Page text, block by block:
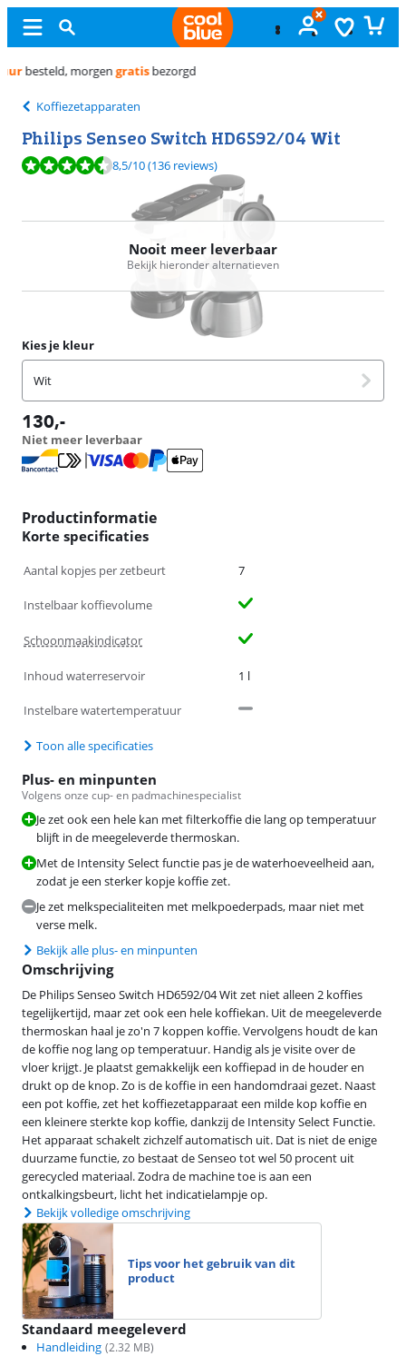
Gratis
Koffiezetapparaten
Philips Senseo Switch HD6592/04 Wit
Beoordeling is 8,5 van de 10, gebaseerd op 136 reviews.
8,5/10(136 reviews)
Nooit meer leverbaar
Bekijk hieronder alternatieven
Kies je kleur
Wit
130,-
Niet meer leverbaar
Productinformatie
Korte specificaties
Aantal kopjes per zetbeurt 7
Instelbaar koffievolume
Schoonmaakindicator
Inhoud waterreservoir 1 l
Instelbare watertemperatuur
Toon alle specificaties
Plus- en minpunten
Volgens onze cup- en padmachinespecialist
Je zet ook een hele kan met filterkoffie die lang op temperatuur
blijft in de meegeleverde thermoskan.
Met de Intensity Select functie pas je de waterhoeveelheid aan,
zodat je een sterker kopje koffie zet.
Je zet melkspecialiteiten met melkpoederpads, maar niet met
verse melk.
Bekijk alle plus- en minpunten
Omschrijving
De Philips Senseo Switch HD6592/04 Wit zet niet alleen 2 koffies
tegelijkertijd, maar zet ook een hele koffiekan. Uit de meegeleverde
thermoskan haal je zo'n 7 koppen koffie. Vervolgens houdt de kan
de koffie nog lang op temperatuur. Handig als je visite over de
vloer krijgt. Je plaatst gemakkelijk een koffiepad in de houder en
drukt op de knop. Zo is de koffie in een handomdraai gezet. Naast
een pot koffie, zet het koffiezetapparaat een milde kop koffie en
een kleinere sterkte kop koffie, dankzij de Intensity Select Functie.
Het apparaat schakelt zichzelf automatisch uit. Dat is niet de enige
duurzame functie, zo bestaat de Senseo tot wel 50 procent uit
gerecycled materiaal. Zodra de machine toe is aan een
ontkalkingsbeurt, licht het indicatielampje op.
Bekijk volledige omschrijving
Tips voor het gebruik van dit
product
Standaard meegeleverd
Handleiding (2.32 MB)